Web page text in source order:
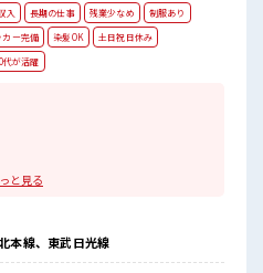
入 長期の仕事 残業少なめ
制服あり
カー完備 染髪OK
土日祝日休み
代が活躍
あります♪
ート満喫！
的に自由！
びに悩まずOK♪
と見る
本線、東武日光線